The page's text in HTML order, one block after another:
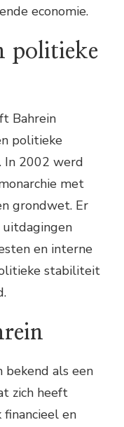
economie.
politieke
Bahrein
politieke
In 2002 werd
met
grondwet. Er
uitdagingen
en interne
stabiliteit
bekend als een
zich heeft
en